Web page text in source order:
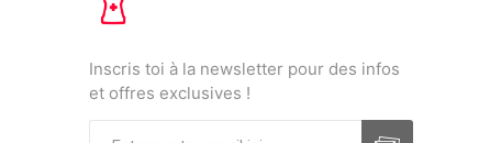
Inscris toi à la newsletter pour des infos
et offres exclusives !